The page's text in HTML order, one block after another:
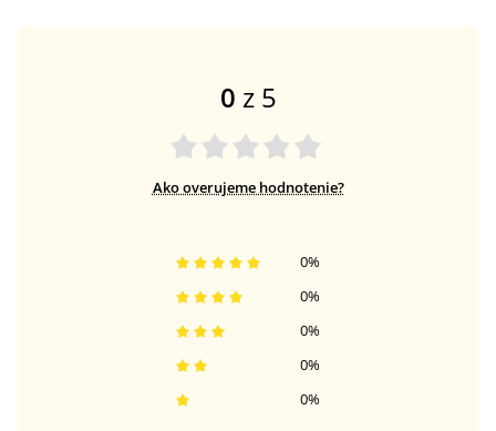
0 z 5
Ako overujeme hodnotenie?
0%
0%
0%
0%
0%